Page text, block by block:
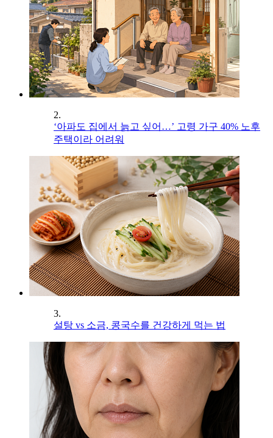
2.
‘아파도 집에서 늙고 싶어…’ 고령 가구 40% 노후
주택이라 어려워
3.
설탕 vs 소금, 콩국수를 건강하게 먹는 법